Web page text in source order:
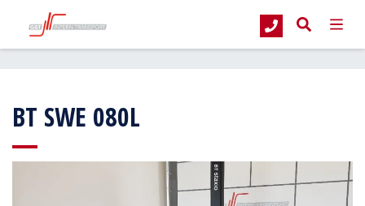
G&T Intern Transport Elektrische
BT SWE 080L